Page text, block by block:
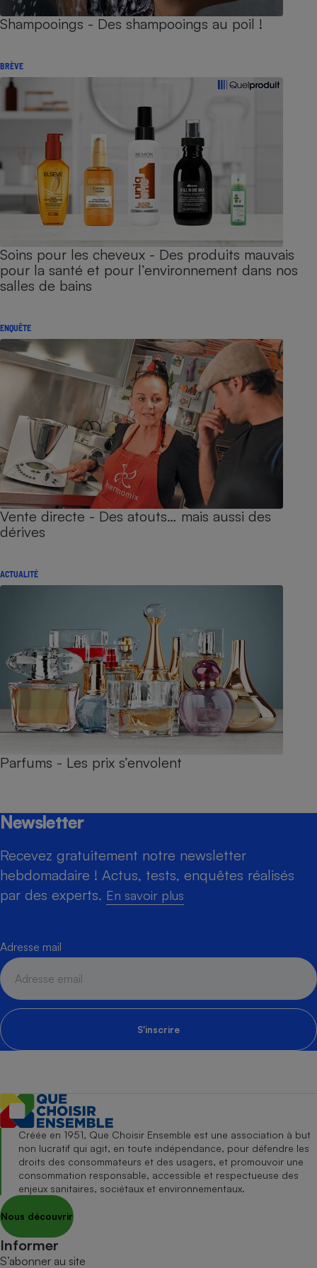
Shampooings - Des shampooings au poil !
BRÈVE
Soins pour les cheveux - Des produits mauvais
pour la santé et pour l’environnement dans nos
salles de bains
ENQUÊTE
Vente directe - Des atouts… mais aussi des
dérives
ACTUALITÉ
Parfums - Les prix s’envolent
Newsletter
Recevez gratuitement notre newsletter
hebdomadaire ! Actus, tests, enquêtes réalisés
par des experts. En savoir plus
Adresse mail
S'inscrire
Créée en 1951, Que Choisir Ensemble est une association à but
non lucratif qui agit, en toute indépendance, pour défendre les
droits des consommateurs et des usagers, et promouvoir une
consommation responsable, accessible et respectueuse des
enjeux sanitaires, sociétaux et environnementaux.
Nous découvrir
Informer
S’abonner au site